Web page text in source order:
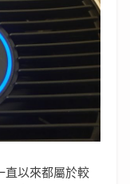
直以來都屬於較